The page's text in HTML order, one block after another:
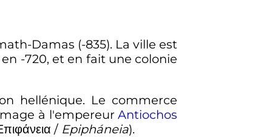
Damas (-835). La ville est
-720, et en fait une colonie
hellénique. Le commerce
à l'empereurAntiochos
/ Epipháneia).